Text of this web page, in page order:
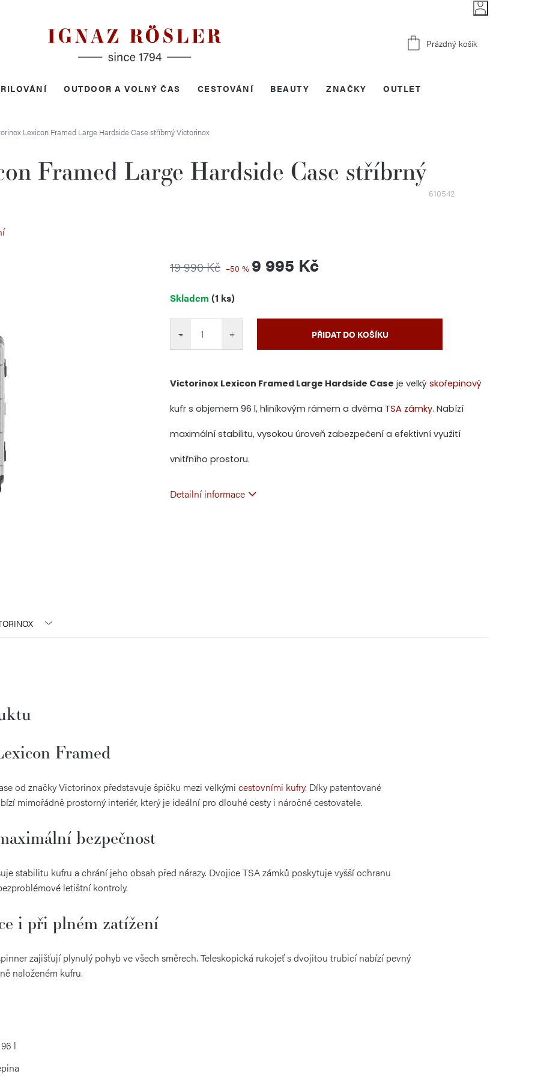
Nákupní
Prázdný košík
OUTDOOR A VOLNÝ ČAS CESTOVÁNÍ BEAUTY OUTLET
ZNAČKY
Lexicon Framed Large Hardside Case stříbrnýVictorinox
Framed Large Hardside Case stříbrný
610542
19 990 Kč –50 % 9 995 Kč
cena:
Skladem (1 ks)
+
− PŘIDAT DO KOŠÍKU
Victorinox Lexicon Framed Large Hardside Case je velký skořepinový
kufr s objemem 96 l, hliníkovým rámem a dvěma TSA zámky. Nabízí
maximální stabilitu, vysokou úroveň zabezpečení a efektivní využití
vnitřního prostoru.
Detailní informace
Framed
od značky Victorinox představuje špičku mezi velkými cestovními kufry. Díky patentované
mimořádně prostorný interiér, který je ideální pro dlouhé cesty i náročné cestovatele.
bezpečnost
stabilitu kufru a chrání jeho obsah před nárazy. Dvojice TSA zámků poskytuje vyšší ochranu
letištní kontroly.
i při plném zatížení
zajišťují plynulý pohyb ve všech směrech. Teleskopická rukojeť s dvojitou trubicí nabízí pevný
naloženém kufru.
l